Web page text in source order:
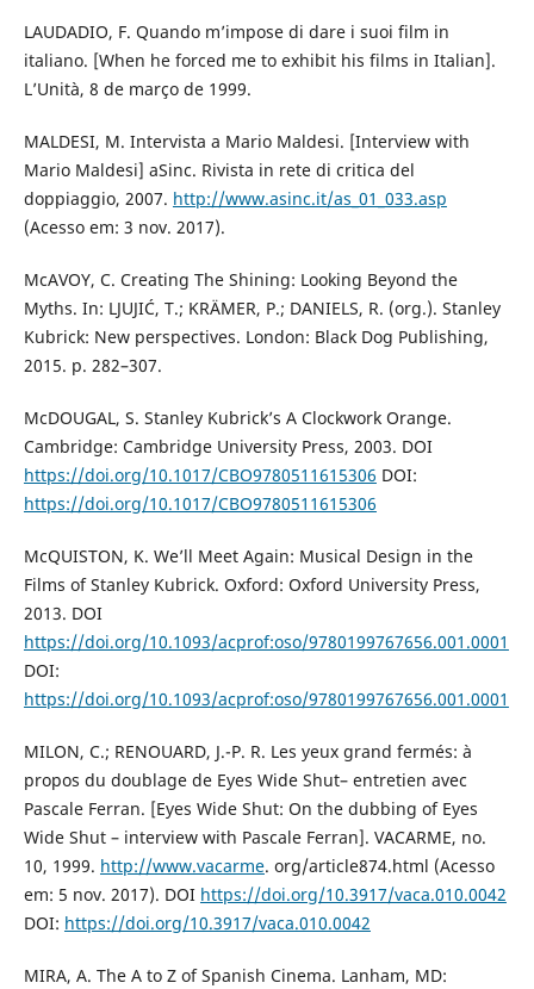
LAUDADIO, F. Quando m’impose di dare i suoi film in
italiano. [When he forced me to exhibit his films in Italian].
L’Unità, 8 de março de 1999.
MALDESI, M. Intervista a Mario Maldesi. [Interview with
Mario Maldesi] aSinc. Rivista in rete di critica del
doppiaggio, 2007. http://www.asinc.it/as_01_033.asp
(Acesso em: 3 nov. 2017).
McAVOY, C. Creating The Shining: Looking Beyond the
Myths. In: LJUJIĆ, T.; KRÄMER, P.; DANIELS, R. (org.). Stanley
Kubrick: New perspectives. London: Black Dog Publishing,
2015. p. 282–307.
McDOUGAL, S. Stanley Kubrick’s A Clockwork Orange.
Cambridge: Cambridge University Press, 2003. DOI
https://doi.org/10.1017/CBO9780511615306 DOI:
https://doi.org/10.1017/CBO9780511615306
McQUISTON, K. We’ll Meet Again: Musical Design in the
Films of Stanley Kubrick. Oxford: Oxford University Press,
2013. DOI
https://doi.org/10.1093/acprof:oso/9780199767656.001.0001
DOI:
https://doi.org/10.1093/acprof:oso/9780199767656.001.0001
MILON, C.; RENOUARD, J.-P. R. Les yeux grand fermés: à
propos du doublage de Eyes Wide Shut– entretien avec
Pascale Ferran. [Eyes Wide Shut: On the dubbing of Eyes
Wide Shut – interview with Pascale Ferran]. VACARME, no.
10, 1999. http://www.vacarme. org/article874.html (Acesso
em: 5 nov. 2017). DOI https://doi.org/10.3917/vaca.010.0042
DOI: https://doi.org/10.3917/vaca.010.0042
MIRA, A. The A to Z of Spanish Cinema. Lanham, MD: